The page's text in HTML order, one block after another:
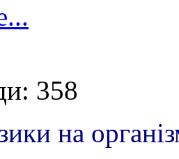
358
на